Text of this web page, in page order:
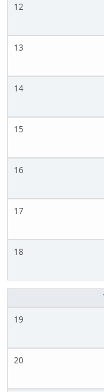
12
13
14
15
16
17
18
19
20